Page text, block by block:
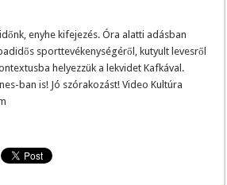
enyhe kifejezés. Óra alatti adásban
sporttevékenységéről, kutyult levesről
helyezzük a lekvidet Kafkával.
ban is! Jó szórakozást! Video Kultúra